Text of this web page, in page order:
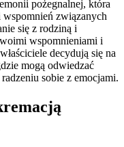
pożegnalnej, która
związanych
się z rodziną i
wspomnieniami i
decydują się na
mogą odwiedzać
sobie z emocjami.